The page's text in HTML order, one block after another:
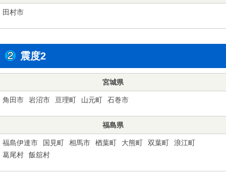
田村市
震度2
宮城県
角田市 岩沼市 亘理町 山元町 石巻市
福島県
福島伊達市 国見町 相馬市 楢葉町 大熊町 双葉町
浪江町
葛尾村
飯舘村